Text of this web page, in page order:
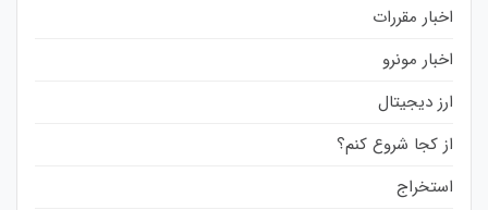
اخبار مقررات
اخبار مونرو
ارز دیجیتال
از کجا شروع کنم؟
استخراج